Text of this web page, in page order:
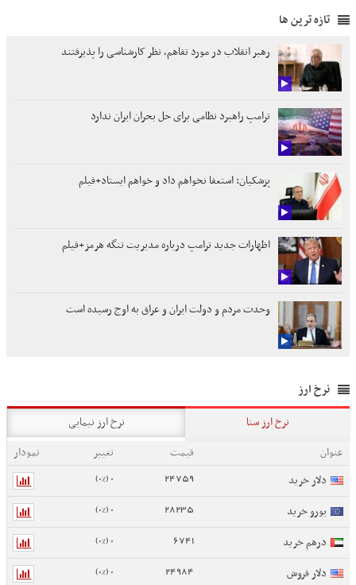
تازه ترین ها
رهبر انقلاب در مورد تفاهم، نظر کارشناسی را پذیرفتند
ترامپ راهبرد نظامی برای حل بحران ایران ندارد
پزشکیان: استعفا نخواهم داد و خواهم ایستاد+فیلم
اظهارات جدید ترامپ درباره مدیریت تنگه هرمز+فیلم
وحدت مردم و دولت ایران و عراق به اوج رسیده است
نرخ ارز
نرخ ارز سنا
نرخ ارز نیمایی
عنوان
قیمت تغییر
نمودار
دلار خرید
24759
0 (0%)
یورو خرید 28235
0 (0%)
درهم خرید 6741
0 (0%)
دلار فروش 24984
0 (0%)